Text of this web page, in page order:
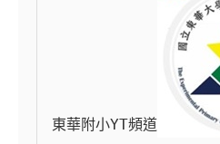
東華附小YT頻道